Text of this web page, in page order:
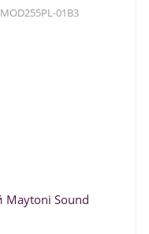
MOD255PL-01B3